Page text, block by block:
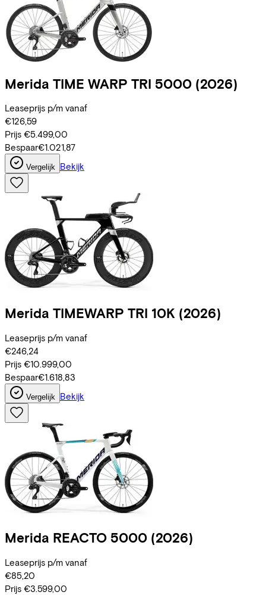
Merida TIME WARP TRI 5000 (2026)
Leaseprijs p/m vanaf
€126,59
Prijs €5.499,00
Bespaar€1.021,87
Vergelijk Bekijk
Merida TIMEWARP TRI 10K (2026)
Leaseprijs p/m vanaf
€246,24
Prijs €10.999,00
Bespaar€1.618,83
Vergelijk Bekijk
Merida REACTO 5000 (2026)
Leaseprijs p/m vanaf
€85,20
Prijs €3.599,00